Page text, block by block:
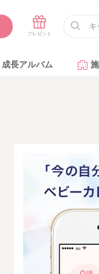
成長アルバム